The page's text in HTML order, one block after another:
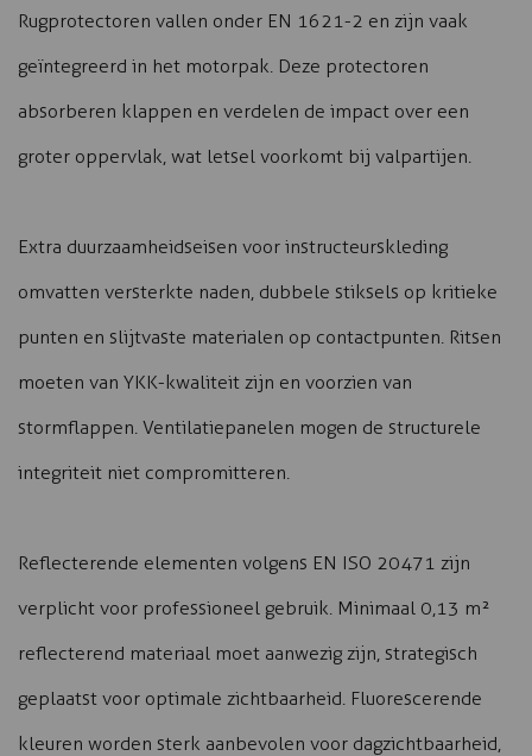
Rugprotectoren vallen onder EN 1621-2 en zijn vaak
geïntegreerd in het motorpak. Deze protectoren
absorberen klappen en verdelen de impact over een
groter oppervlak, wat letsel voorkomt bij valpartijen.
Extra duurzaamheidseisen voor instructeurskleding
omvatten versterkte naden, dubbele stiksels op kritieke
punten en slijtvaste materialen op contactpunten. Ritsen
moeten van YKK-kwaliteit zijn en voorzien van
stormflappen. Ventilatiepanelen mogen de structurele
integriteit niet compromitteren.
Reflecterende elementen volgens EN ISO 20471 zijn
verplicht voor professioneel gebruik. Minimaal 0,13 m²
reflecterend materiaal moet aanwezig zijn, strategisch
geplaatst voor optimale zichtbaarheid. Fluorescerende
kleuren worden sterk aanbevolen voor dagzichtbaarheid,